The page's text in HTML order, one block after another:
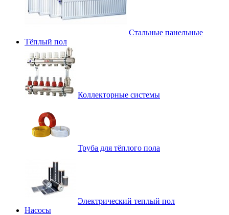
Стальные панельные
Тёплый пол
Коллекторные системы
Труба для тёплого пола
Электрический теплый пол
Насосы